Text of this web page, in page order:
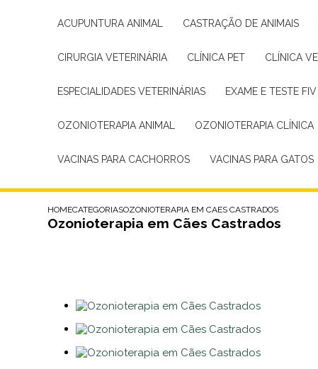
ACUPUNTURA ANIMAL CASTRAÇÃO DE ANIMAIS
CIRURGIA VETERINÁRIA CLÍNICA PET CLÍNICA
ESPECIALIDADES VETERINÁRIAS EXAME E TESTE
OZONIOTERAPIA ANIMAL OZONIOTERAPIA CLÍNICA
VACINAS PARA CACHORROS VACINAS PARA GATOS
HOMECATEGORIASOZONIOTERAPIA EM CAES CASTRADOS
Ozonioterapia em Cães Castrados